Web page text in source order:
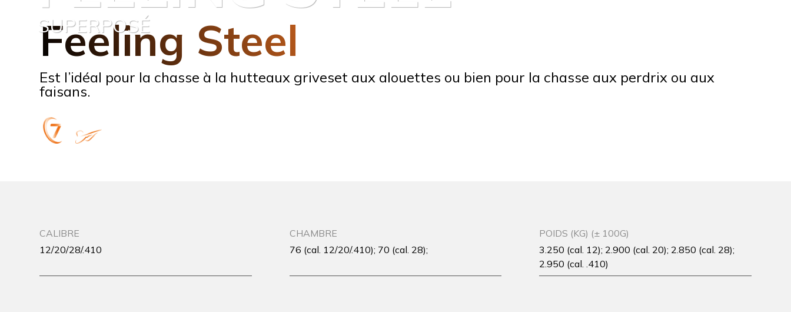
SUPERPOSÉ
Feeling Steel
Est l’idéal pour la chasse à la hutteaux griveset aux alouettes ou bien pour la chasse aux perdrix ou aux
faisans.
CALIBRE
12/20/28/.410
CHAMBRE
76 (cal. 12/20/.410); 70 (cal. 28);
POIDS (KG) (± 100G)
3.250 (cal. 12); 2.900 (cal. 20); 2.850 (cal. 28);
2.950 (cal. .410)